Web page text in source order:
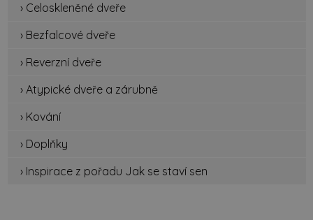
› Celoskleněné dveře
› Bezfalcové dveře
› Reverzní dveře
› Atypické dveře a zárubně
› Kování
› Doplňky
› Inspirace z pořadu Jak se staví sen